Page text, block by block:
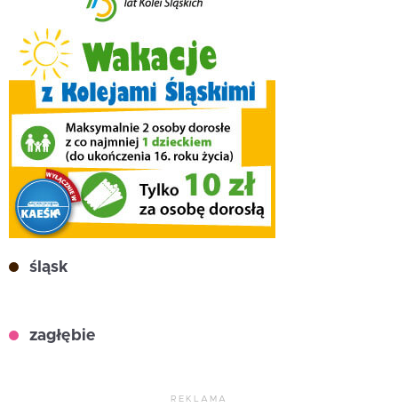
śląsk
zagłębie
REKLAMA